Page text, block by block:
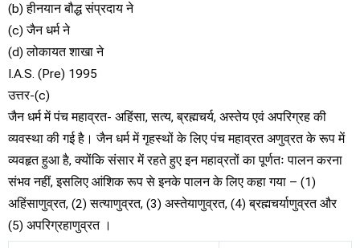
(b) हीनयान बौद्ध संप्रदाय ने
(c) जैन धर्म ने
(d) लोकायत शाखा ने
I.A.S. (Pre) 1995
उत्तर-(c)
जैन धर्म में पंच महाव्रत- अहिंसा, सत्य, ब्रह्मचर्य, अस्तेय एवं अपरिग्रह की
व्यवस्था की गई है। जैन धर्म में गृहस्थों के लिए पंच महाव्रत अणुव्रत के रूप में
व्यवहृत हुआ है, क्योंकि संसार में रहते हुए इन महाव्रतों का पूर्णतः पालन करना
संभव नहीं, इसलिए आंशिक रूप से इनके पालन के लिए कहा गया – (1)
अहिंसाणुव्रत, (2) सत्याणुव्रत, (3) अस्तेयाणुव्रत, (4) ब्रह्मचर्याणुव्रत और
(5) अपरिग्रहाणुव्रत ।